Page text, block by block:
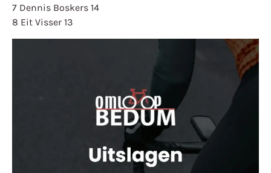
7 Dennis Boskers 14
8 Eit Visser 13